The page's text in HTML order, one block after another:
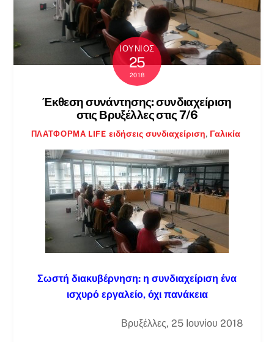
ΙΟΎΝΙΟΣ
25
2018
Έκθεση συνάντησης: συνδιαχείριση
στις Βρυξέλλες στις 7/6
ΠΛΑΤΦΌΡΜΑ LIFE ειδήσεις συνδιαχείριση, Γαλικία
Σωστή διακυβέρνηση: η συνδιαχείριση ένα
ισχυρό εργαλείο, όχι πανάκεια
Βρυξέλλες, 25 Ιουνίου 2018